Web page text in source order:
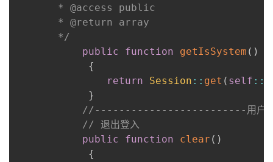
       * @access public
       * @return array
       */
public
function getIsSystem ( )
{
return
Session :: get ( self ::
}
//-------------------------用户退出
// 退出登入
public
function clear ( )
{